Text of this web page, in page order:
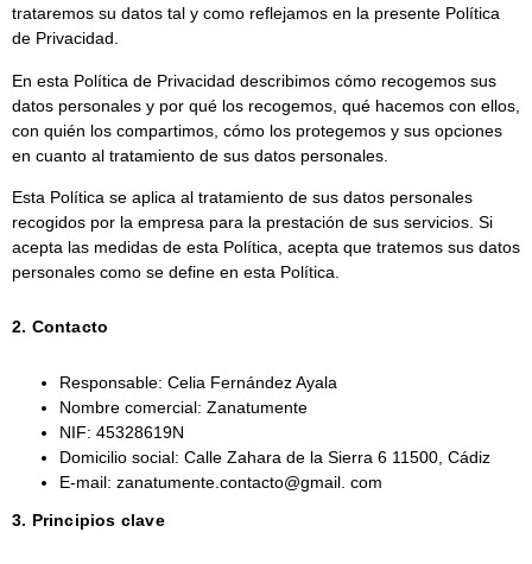
trataremos su datos tal y como reflejamos en la presente Política
de Privacidad.
En esta Política de Privacidad describimos cómo recogemos sus
datos personales y por qué los recogemos, qué hacemos con ellos,
con quién los compartimos, cómo los protegemos y sus opciones
en cuanto al tratamiento de sus datos personales.
Esta Política se aplica al tratamiento de sus datos personales
recogidos por la empresa para la prestación de sus servicios. Si
acepta las medidas de esta Política, acepta que tratemos sus datos
personales como se define en esta Política.
2. Contacto
Responsable: Celia Fernández Ayala
Nombre comercial: Zanatumente
NIF: 45328619N
Domicilio social: Calle Zahara de la Sierra 6 11500, Cádiz
E-mail: zanatumente.contacto@gmail. com
3. Principios clave